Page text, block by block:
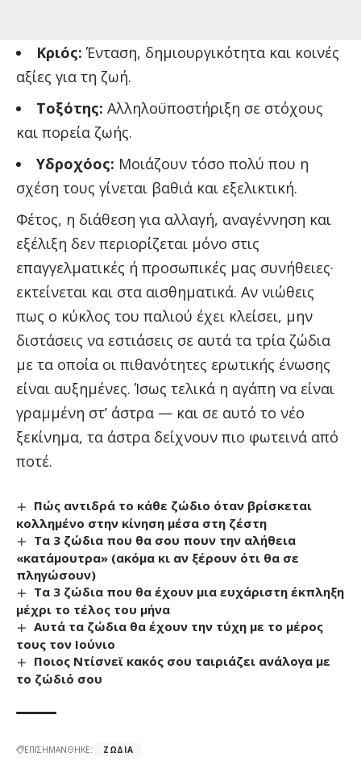
Κριός: Ένταση, δημιουργικότητα και κοινές
αξίες για τη ζωή.
Τοξότης: Αλληλοϋποστήριξη σε στόχους
και πορεία ζωής.
Υδροχόος: Μοιάζουν τόσο πολύ που η
σχέση τους γίνεται βαθιά και εξελικτική.
Φέτος, η διάθεση για αλλαγή, αναγέννηση και
εξέλιξη δεν περιορίζεται μόνο στις
επαγγελματικές ή προσωπικές μας συνήθειες·
εκτείνεται και στα αισθηματικά. Αν νιώθεις
πως ο κύκλος του παλιού έχει κλείσει, μην
διστάσεις να εστιάσεις σε αυτά τα τρία ζώδια
με τα οποία οι πιθανότητες ερωτικής ένωσης
είναι αυξημένες. Ίσως τελικά η αγάπη να είναι
γραμμένη στ’ άστρα — και σε αυτό το νέο
ξεκίνημα, τα άστρα δείχνουν πιο φωτεινά από
ποτέ.
Πώς αντιδρά το κάθε ζώδιο όταν βρίσκεται
κολλημένο στην κίνηση μέσα στη ζέστη
Τα 3 ζώδια που θα σου πουν την αλήθεια
«κατάμουτρα» (ακόμα κι αν ξέρουν ότι θα σε
πληγώσουν)
Τα 3 ζώδια που θα έχουν μια ευχάριστη έκπληξη
μέχρι το τέλος του μήνα
Αυτά τα ζώδια θα έχουν την τύχη με το μέρος
τους τον Ιούνιο
Ποιος Ντίσνεϊ κακός σου ταιριάζει ανάλογα με
το ζώδιό σου
ΕΠΙΣΗΜΑΝΘΗΚΕ: ΖΏΔΙΑ